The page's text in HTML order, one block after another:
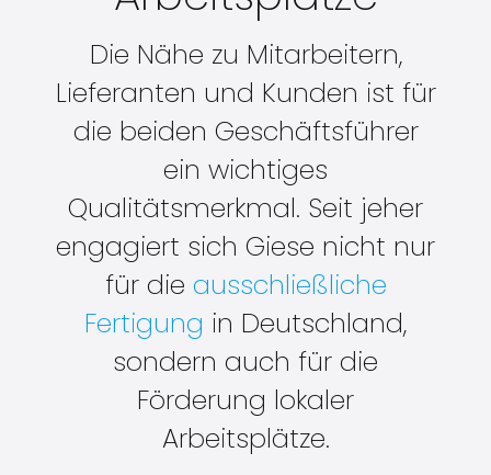
Die Nähe zu Mitarbeitern,
Lieferanten und Kunden ist für
die beiden Geschäftsführer
ein wichtiges
Qualitätsmerkmal. Seit jeher
engagiert sich Giese nicht nur
für die ausschließliche
Fertigung in Deutschland,
sondern auch für die
Förderung lokaler
Arbeitsplätze.